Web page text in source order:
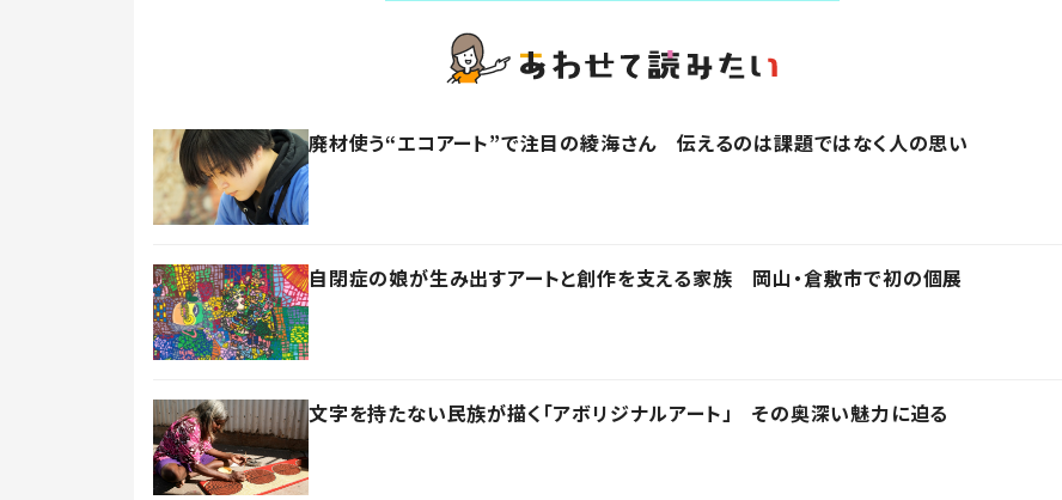
廃材使う“エコアート”で注目の綾海さん 伝えるのは課題ではなく人の思い
自閉症の娘が生み出すアートと創作を支える家族 岡山・倉敷市で初の個展
文字を持たない民族が描く「アボリジナルアート」 その奥深い魅力に迫る